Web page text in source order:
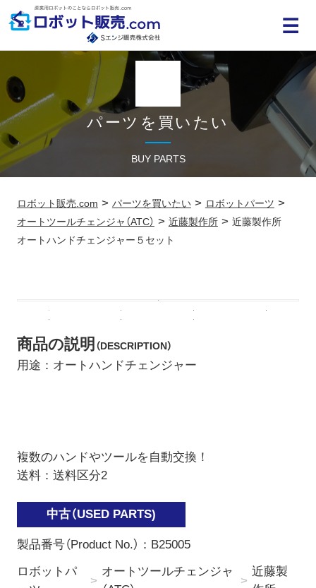
パーツを買いたい
BUY PARTS
ロボット販売.com > パーツを買いたい> ロボットパーツ >
オートツールチェンジャ（ATC） > 近藤製作所> 近藤製作所
オートハンドチェンジャー５セット
商品の説明 （DESCRIPTION）
用途：オートハンドチェンジャー
複数のハンドやツールを自動交換！
送料：送料区分2
製品番号（Product No.）： B25005
ロボットパ
オートツールチェンジャ
近藤製